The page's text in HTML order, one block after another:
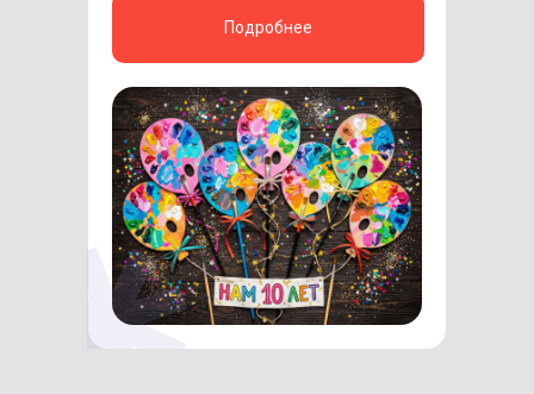
Подробнее